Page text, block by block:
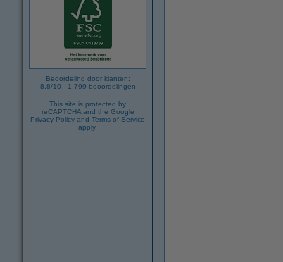
Beoordeling door klanten:
8.8/10 - 1.799 beoordelingen
This site is protected by
reCAPTCHA and the Google
Privacy Policy and Terms of Service
apply.